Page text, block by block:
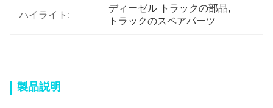
ハイライト:
ディーゼル トラックの部品,
トラックのスペアパーツ
製品説明